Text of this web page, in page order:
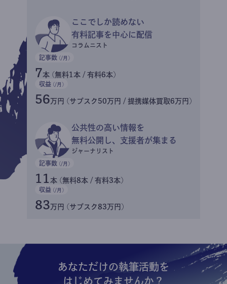
ここでしか読めない
有料記事を中心に配信
コラムニスト
記事数 (/月)
7本 (無料1本 / 有料6本)
収益 (/月)
56万円 (サブスク50万円 / 提携媒体買取6万円)
公共性の高い情報を
無料公開し、支援者が集まる
ジャーナリスト
記事数 (/月)
11 本 (無料8本 / 有料3本)
収益 (/月)
83万円 (サブスク83万円)
あなただけの執筆活動を
はじめてみませんか？